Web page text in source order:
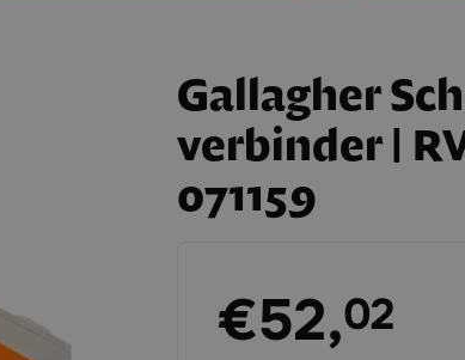
Gallagher
verbinder |
071159
Exclusief btw:
€52,02